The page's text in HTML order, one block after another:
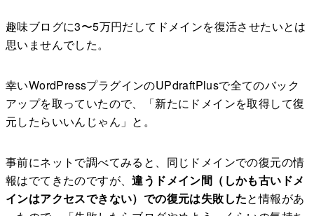
趣味ブログに3〜5万円だしてドメインを復活させたいとは
思いませんでした。
幸いWordPressプラグインのUPdraftPlusで全てのバック
アップを取っていたので、「新たにドメインを取得して復
元したらいいんじゃん」と。
事前にネットで調べてみると、同じドメインでの復元の情
報はでてきたのですが、違うドメイン間（しかも古いドメ
インはアクセスできない）での復元は失敗したと情報があ